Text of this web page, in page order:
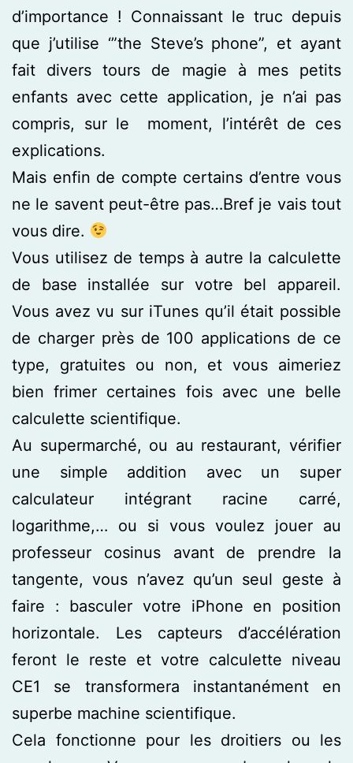
d’importance ! Connaissant le truc depuis
que j’utilise ‘”the Steve’s phone”, et ayant
fait divers tours de magie à mes petits
enfants avec cette application, je n’ai pas
compris, sur le moment, l’intérêt de ces
explications.
Mais enfin de compte certains d’entre vous
ne le savent peut-être pas…Bref je vais tout
vous dire.
Vous utilisez de temps à autre la calculette
de base installée sur votre bel appareil.
Vous avez vu sur iTunes qu’il était possible
de charger près de 100 applications de ce
type, gratuites ou non, et vous aimeriez
bien frimer certaines fois avec une belle
calculette scientifique.
Au supermarché, ou au restaurant, vérifier
une simple addition avec un super
calculateur intégrant racine carré,
logarithme,… ou si vous voulez jouer au
professeur cosinus avant de prendre la
tangente, vous n’avez qu’un seul geste à
faire : basculer votre iPhone en position
horizontale. Les capteurs d’accélération
feront le reste et votre calculette niveau
CE1 se transformera instantanément en
superbe machine scientifique.
Cela fonctionne pour les droitiers ou les